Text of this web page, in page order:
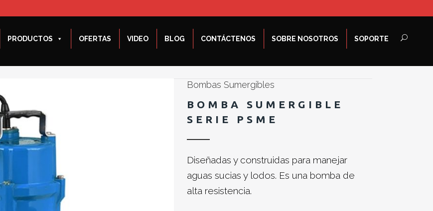
PRODUCTOS OFERTAS VIDEO BLOG CONTÁCTENOS SOBRE NOSOTROS SOPORTE
Bombas Sumergibles
BOMBA SUMERGIBLE
SERIE PSME
Diseñadas y construidas para manejar
aguas sucias y lodos. Es una bomba de
alta resistencia.